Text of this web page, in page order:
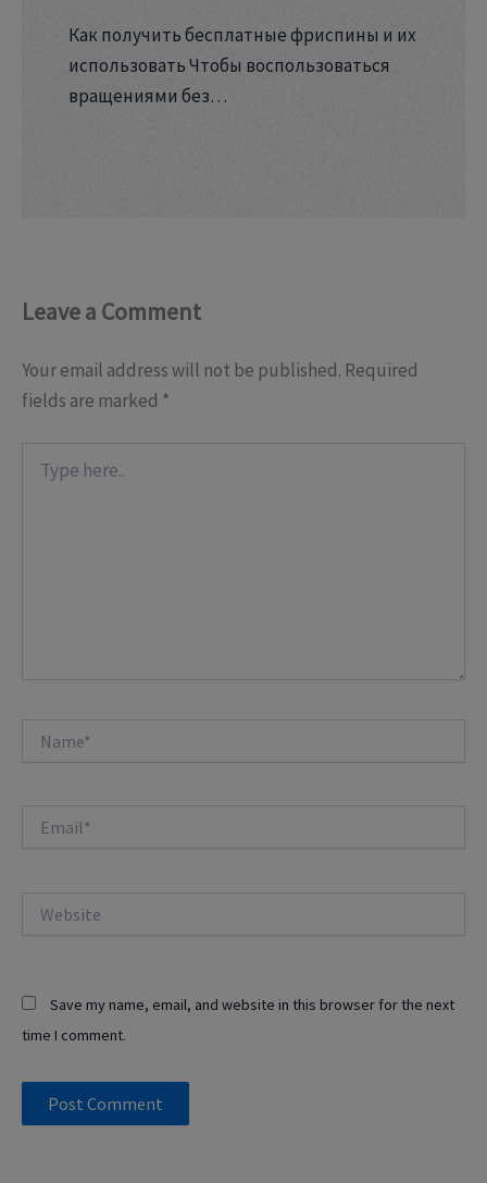
Как получить бесплатные фриспины и их
использовать Чтобы воспользоваться
вращениями без…
Leave a Comment
Your email address will not be published. Required
fields are marked *
here..
Save my name, email, and website in this browser for the next
time I comment.